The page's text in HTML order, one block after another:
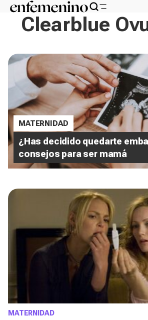
Clearblue
MATERNIDAD
¿Has decidido quedarte
consejos para ser mamá
MATERNIDAD